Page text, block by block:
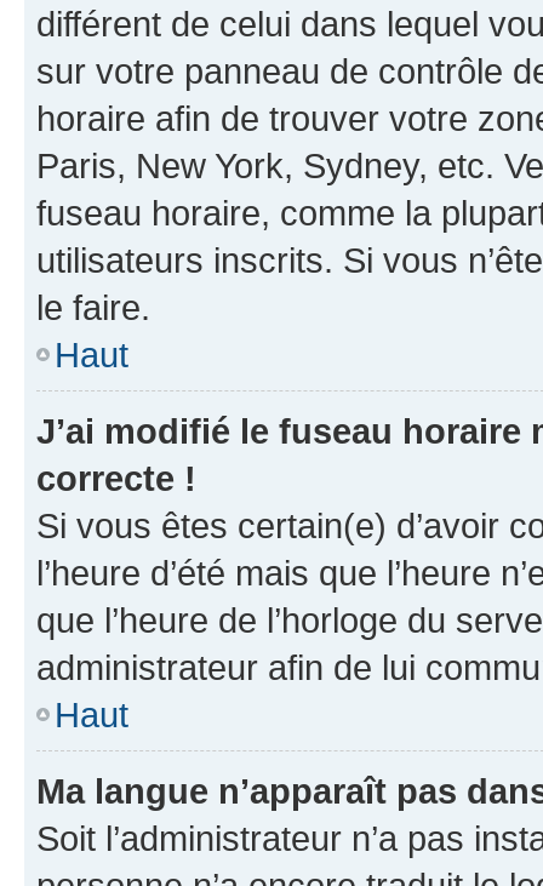
différent de celui dans lequel
sur votre panneau de contrôle
horaire afin de trouver votre
Paris, New York, Sydney, etc.
fuseau horaire, comme la
utilisateurs inscrits. Si vous
le faire.
Haut
J’ai modifié le fuseau horaire
correcte !
Si vous êtes certain(e) d’avoir
l’heure d’été mais que l’heure
que l’heure de l’horloge du
administrateur afin de lui
Haut
Ma langue n’apparaît pas
Soit l’administrateur n’a pas